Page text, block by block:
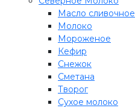
Масло сливочное
Молоко
Мороженое
Кефир
Снежок
Сметана
Творог
Сухое молоко